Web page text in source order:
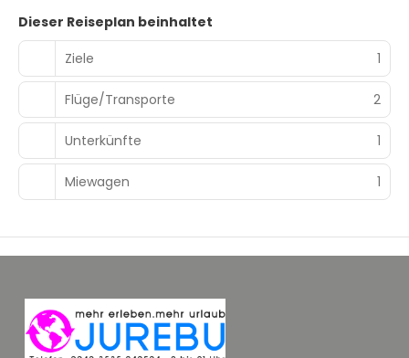
Dieser Reiseplan beinhaltet
Ziele
1
Flüge/Transporte 2
Unterkünfte 1
Miewagen 1